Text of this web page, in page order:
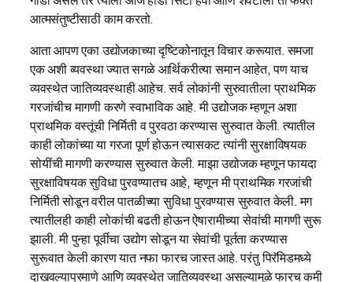
आत्मसंतुष्टीसाठी काम करतो.
आता आपण एका उद्योजकाच्या दृष्टिकोनातून विचार करूयात. समजा
एक अशी व्यवस्था ज्यात सगळे आर्थिकरीत्या समान आहेत, पण याच
व्यवस्थेत जातिव्यवस्थाही आहेच. सर्व लोकांनी सुरुवातीला प्राथमिक
गरजांचीच मागणी करणे स्वाभाविक आहे. मी उद्योजक म्हणून अशा
प्राथमिक वस्तूंची निर्मिती व पुरवठा करण्यास सुरुवात केली. त्यातील
काही लोकांच्या या गरजा पूर्ण होऊन त्यासकट त्यांनी सुरक्षाविषयक
सोयींची मागणी करण्यास सुरुवात केली. माझा उद्योजक म्हणून फायदा
सुरक्षाविषयक सुविधा पुरवण्यातच आहे, म्हणून मी प्राथमिक गरजांची
निर्मिती सोडून वरील पातळीच्या सुविधा पुरवण्यास सुरुवात केली. मग
त्यातीलही काही लोकांची बढती होऊन ऐषारामीच्या सेवांची मागणी सुरू
झाली. मी पुन्हा पूर्वीचा उद्योग सोडून या सेवांची पूर्तता करण्यास
सुरूवात केली कारण यात नफा फारच जास्त आहे. परंतु पिरॅमिडमध्ये
दाखवल्याप्रमाणे आणि व्यवस्थेत जातिव्यवस्था असल्यामुळे फारच कमी